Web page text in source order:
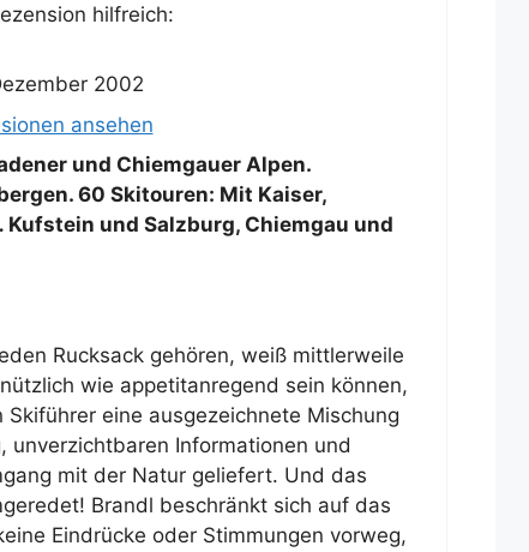
hilfreich:
2002
ansehen
und Chiemgauer Alpen.
60 Skitouren: Mit Kaiser,
und Salzburg, Chiemgau und
Rucksack gehören, weiß mittlerweile
wie appetitanregend sein können,
eine ausgezeichnete Mischung
unverzichtbaren Informationen und
mit der Natur geliefert. Und das
Brandl beschränkt sich auf das
Eindrücke oder Stimmungen vorweg,